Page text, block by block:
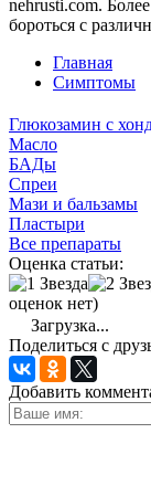
nehrusti.com.
бороться с
Главная
Симптомы
Глюкозамин с
Масло
БАДы
Спреи
Мази и бальзамы
Пластыри
Все препараты
Оценка статьи:
оценок нет)
Загрузка...
Поделиться с
Добавить